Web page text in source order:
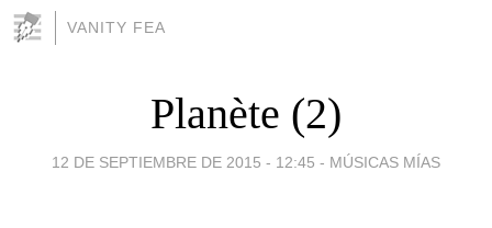
VANITY FEA
Planète (2)
12 DE SEPTIEMBRE DE 2015 - 12:45 - MÚSICAS MÍAS